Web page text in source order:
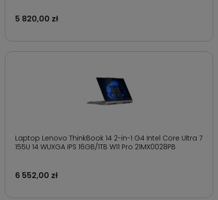
5 820,00 zł
Laptop Lenovo ThinkBook 14 2-in-1 G4 Intel Core Ultra 7
155U 14 WUXGA IPS 16GB/1TB W11 Pro 21MX0028PB
6 552,00 zł